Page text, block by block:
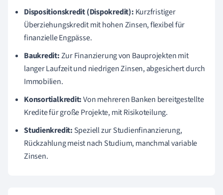
Dispositionskredit (Dispokredit): Kurzfristiger
Überziehungskredit mit hohen Zinsen, flexibel für
finanzielle Engpässe.
Baukredit:Zur Finanzierung von Bauprojekten mit
langer Laufzeit und niedrigen Zinsen, abgesichert durch
Immobilien.
Konsortialkredit:Von mehreren Banken bereitgestellte
Kredite für große Projekte, mit Risikoteilung.
Studienkredit: Speziell zur Studienfinanzierung,
Rückzahlung meist nach Studium, manchmal variable
Zinsen.